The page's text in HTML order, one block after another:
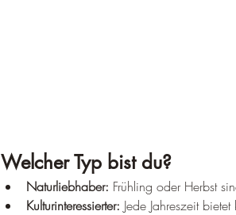
Welcher Typ bist du?
Naturliebhaber: Frühling oder Herbst
Kulturinteressierter: Jede Jahreszeit